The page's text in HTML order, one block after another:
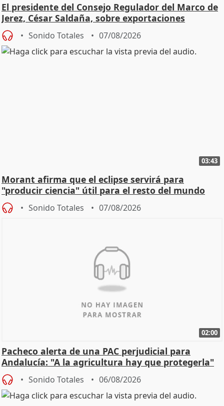
El presidente del Consejo Regulador del Marco de
Jerez, César Saldaña, sobre exportaciones
Sonido Totales 07/08/2026
03:43
Morant afirma que el eclipse servirá para
"producir ciencia" útil para el resto del mundo
Sonido Totales 07/08/2026
02:00
Pacheco alerta de una PAC perjudicial para
Andalucía: "A la agricultura hay que protegerla"
Sonido Totales 06/08/2026